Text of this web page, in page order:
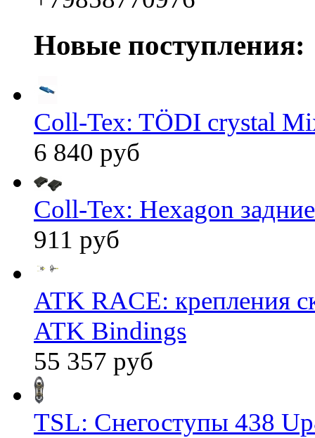
Новые поступления:
Coll-Tex: TÖDI crystal
6 840 руб
Coll-Tex: Hexagon
911 руб
ATK RACE: крепления
ATK Bindings
55 357 руб
TSL: Снегоступы 438